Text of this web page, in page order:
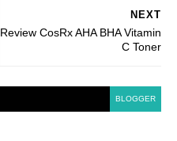
NEXT
Review CosRx AHA BHA Vitamin
C Toner
BLOGGER